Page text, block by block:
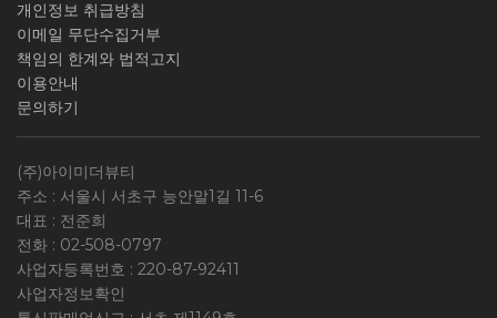
개인정보 취급방침
이메일 무단수집거부
책임의 한계와 법적고지
이용안내
문의하기
(주)아이미더뷰티
주소 : 서울시 서초구 능안말1길 11-6
대표 : 전준희
전화 : 02-508-0797
사업자등록번호 : 220-87-92411
사업자정보확인